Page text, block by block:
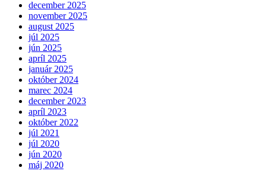
december 2025
november 2025
august 2025
júl 2025
jún 2025
apríl 2025
január 2025
október 2024
marec 2024
december 2023
apríl 2023
október 2022
júl 2021
júl 2020
jún 2020
máj 2020